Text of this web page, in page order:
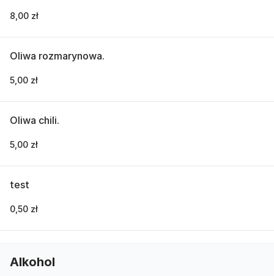
8,00 zł
Oliwa rozmarynowa.
5,00 zł
Oliwa chili.
5,00 zł
test
0,50 zł
Alkohol